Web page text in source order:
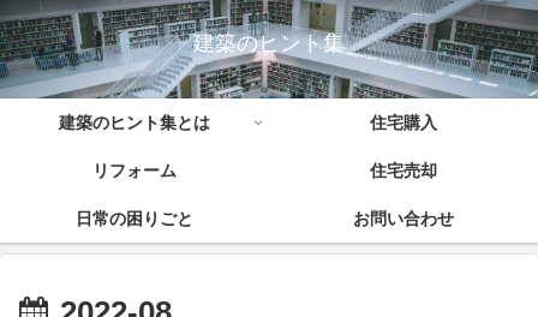
建築のヒント集
建築のヒント集とは 住宅購入
リフォーム 住宅売却
日常の困りごと お問い合わせ